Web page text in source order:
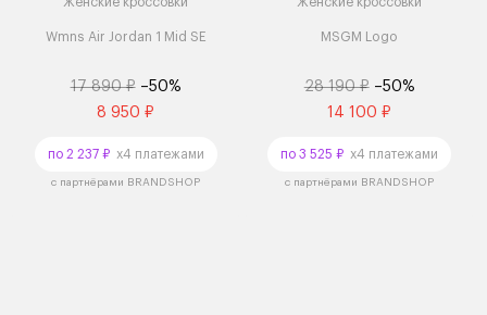
Wmns Air Jordan 1 Mid SE
17 890 ₽ –50%
8 950 ₽
по 2 237 ₽x4 платежами
с партнёрами BRANDSHOP
MSGM Logo
28 190 ₽ –50%
14 100 ₽
по 3 525 ₽ x4 платежами
с партнёрами BRANDSHOP